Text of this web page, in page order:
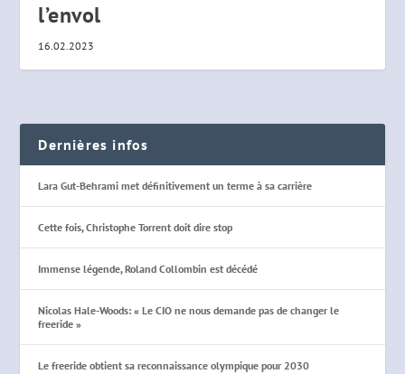
l’envol
16.02.2023
Dernières infos
Lara Gut-Behrami met définitivement un terme à sa carrière
Cette fois, Christophe Torrent doit dire stop
Immense légende, Roland Collombin est décédé
Nicolas Hale-Woods: « Le CIO ne nous demande pas de changer le
freeride »
Le freeride obtient sa reconnaissance olympique pour 2030